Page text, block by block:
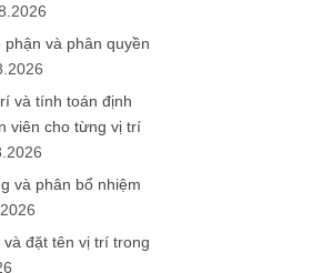
phận và phân quyền
và tính toán định
viên cho từng vị trí
và phân bổ nhiệm
đặt tên vị trí trong